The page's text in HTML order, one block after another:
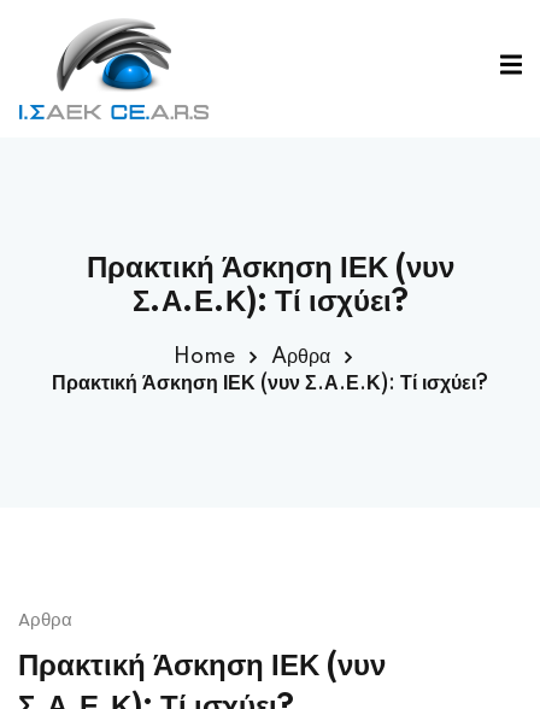
Πρακτική Άσκηση ΙΕΚ (νυν
Σ.Α.Ε.Κ): Τί ισχύει?
Home
Aρθρα
Πρακτική Άσκηση ΙΕΚ (νυν Σ.Α.Ε.Κ): Τί ισχύει?
Aρθρα
Πρακτική Άσκηση ΙΕΚ (νυν